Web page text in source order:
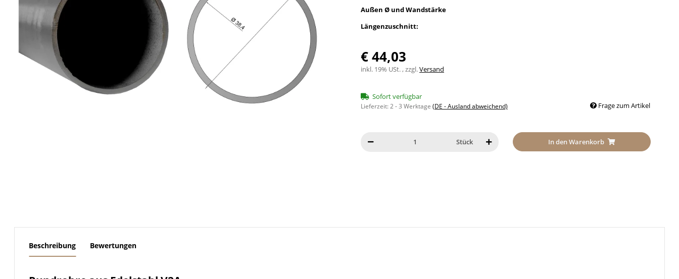
Außen Ø und Wandstärke
Längenzuschnitt:
€ 44,03
inkl. 19% USt. , zzgl.Versand
Sofort verfügbar
Lieferzeit:2 - 3 Werktage (DE - Ausland abweichend) Frage zum Artikel
Stück In den Warenkorb
Beschreibung Bewertungen